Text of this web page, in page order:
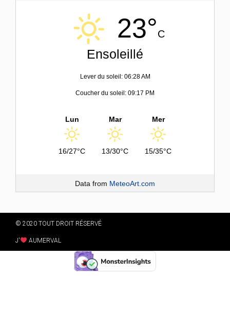
23°C
Ensoleillé
Lever du soleil: 06:28 AM
Coucher du soleil: 09:17 PM
Lun
16/27°C
Mar
13/30°C
Mer
15/35°C
Data from MeteoArt.com
© 2020 TOUT DROIT RÉSERVÉ
J' AUMERVAL